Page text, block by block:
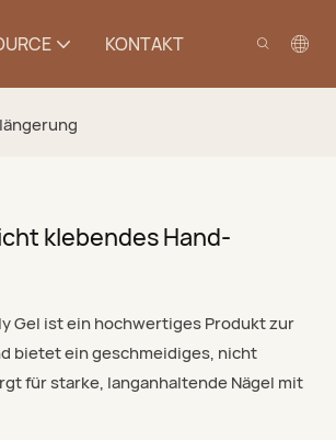
KONTAKT
klebendes Hand-
Gel ist ein hochwertiges Produkt zur
bietet ein geschmeidiges, nicht
für starke, langanhaltende Nägel mit